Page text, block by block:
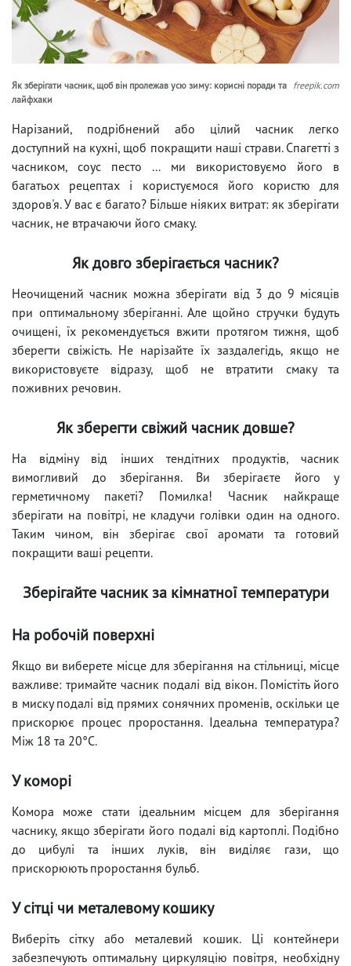
Як зберігати часник, щоб він пролежав усю зиму: корисні поради та
лайфхаки
freepik.com
Нарізаний, подрібнений або цілий часник легко
доступний на кухні, щоб покращити наші страви. Спагетті з
часником, соус песто ... ми використовуємо його в
багатьох рецептах і користуємося його користю для
здоров'я. У вас є багато? Більше ніяких витрат: як зберігати
часник, не втрачаючи його смаку.
Як довго зберігається часник?
Неочищений часник можна зберігати від 3 до 9 місяців
при оптимальному зберіганні. Але щойно стручки будуть
очищені, їх рекомендується вжити протягом тижня, щоб
зберегти свіжість. Не нарізайте їх заздалегідь, якщо не
використовуєте відразу, щоб не втратити смаку та
поживних речовин.
Як зберегти свіжий часник довше?
На відміну від інших тендітних продуктів, часник
вимогливий до зберігання. Ви зберігаєте його у
герметичному пакеті? Помилка! Часник найкраще
зберігати на повітрі, не кладучи голівки один на одного.
Таким чином, він зберігає свої аромати та готовий
покращити ваші рецепти.
Зберігайте часник за кімнатної температури
На робочій поверхні
Якщо ви виберете місце для зберігання на стільниці, місце
важливе: тримайте часник подалі від вікон. Помістіть його
в миску подалі від прямих сонячних променів, оскільки це
прискорює процес проростання. Ідеальна температура?
Між 18 та 20°С.
У коморі
Комора може стати ідеальним місцем для зберігання
часнику, якщо зберігати його подалі від картоплі. Подібно
до цибулі та інших луків, він виділяє гази, що
прискорюють проростання бульб.
У сітці чи металевому кошику
Виберіть сітку або металевий кошик. Ці контейнери
забезпечують оптимальну циркуляцію повітря, необхідну